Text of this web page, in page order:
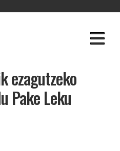
ezagutzeko
Pake Leku